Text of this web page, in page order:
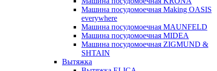
Машина посудомоечная Making OASIS
everywhere
Машина посудомоечная MAUNFELD
Машина посудомоечная MIDEA
Машина посудомоечная ZIGMUND &
SHTAIN
Вытяжка